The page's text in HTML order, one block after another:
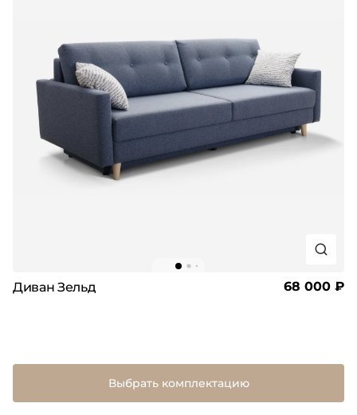
Диван Зельд 68 000 ₽
Выбрать комплектацию